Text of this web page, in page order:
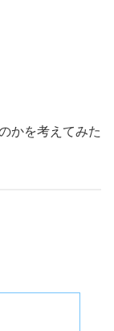
かを考えてみた